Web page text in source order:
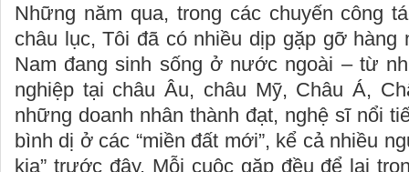
Những năm qua, trong các chuyến công
châu lục, Tôi đã có nhiều dịp gặp gỡ hàng
Nam đang sinh sống ở nước ngoài – từ
nghiệp tại châu Âu, châu Mỹ, Châu Á,
những doanh nhân thành đạt, nghệ sĩ nổi
bình dị ở các “miền đất mới”, kể cả nhiều
kia” trước đây. Mỗi cuộc gặp đều để lại